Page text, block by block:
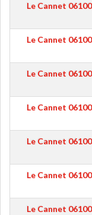
Le Cannet 06100
Le Cannet 06100
Le Cannet 06100
Le Cannet 06100
Le Cannet 06100
Le Cannet 06100
Le Cannet 06100